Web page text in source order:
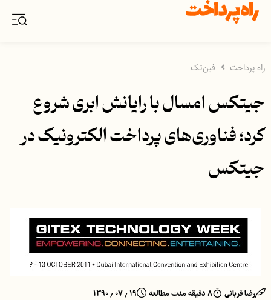
راه پرداخت فین‌تک
جیتکس امسال با رایانش ابری شروع
کرد؛ فناوری‌های پرداخت الکترونیک در
جیتکس
رضا قربانی ۸ دقیقه مدت مطالعه ۱۹ ٫ ۰۷ ٫ ۱۳۹۰